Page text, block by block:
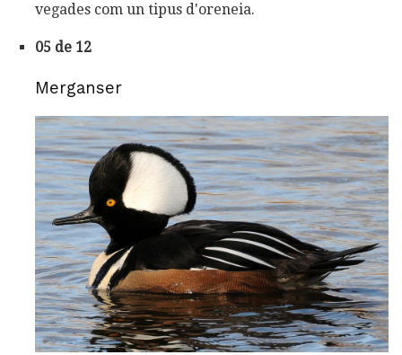
vegades com un tipus d'oreneia.
05 de 12
Merganser